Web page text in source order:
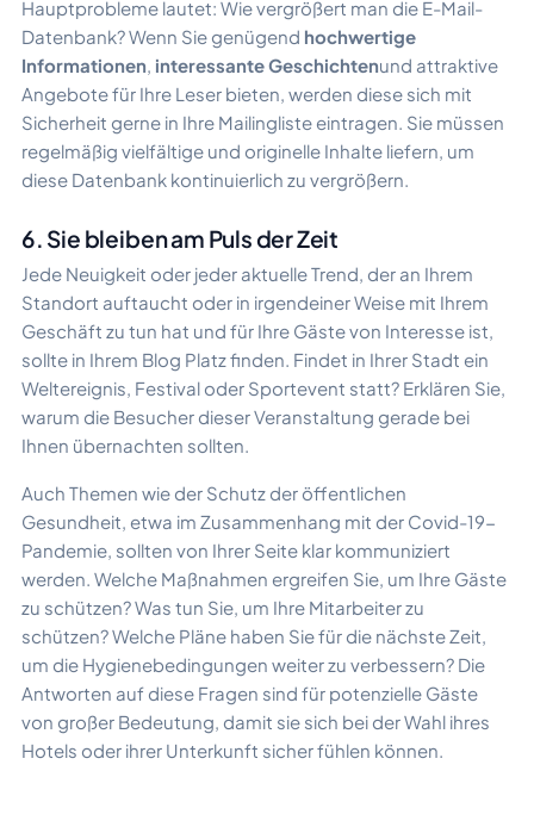
Hauptprobleme lautet: Wie vergrößert man die E-Mail-
Datenbank? Wenn Sie genügend hochwertige
Informationen, interessante Geschichtenund attraktive
Angebote für Ihre Leser bieten, werden diese sich mit
Sicherheit gerne in Ihre Mailingliste eintragen. Sie müssen
regelmäßig vielfältige und originelle Inhalte liefern, um
diese Datenbank kontinuierlich zu vergrößern.
6. Sie bleiben am Puls der Zeit
Jede Neuigkeit oder jeder aktuelle Trend, der an Ihrem
Standort auftaucht oder in irgendeiner Weise mit Ihrem
Geschäft zu tun hat und für Ihre Gäste von Interesse ist,
sollte in Ihrem Blog Platz finden. Findet in Ihrer Stadt ein
Weltereignis, Festival oder Sportevent statt? Erklären Sie,
warum die Besucher dieser Veranstaltung gerade bei
Ihnen übernachten sollten.
Auch Themen wie der Schutz der öffentlichen
Gesundheit, etwa im Zusammenhang mit der Covid-19-
Pandemie, sollten von Ihrer Seite klar kommuniziert
werden. Welche Maßnahmen ergreifen Sie, um Ihre Gäste
zu schützen? Was tun Sie, um Ihre Mitarbeiter zu
schützen? Welche Pläne haben Sie für die nächste Zeit,
um die Hygienebedingungen weiter zu verbessern? Die
Antworten auf diese Fragen sind für potenzielle Gäste
von großer Bedeutung, damit sie sich bei der Wahl ihres
Hotels oder ihrer Unterkunft sicher fühlen können.